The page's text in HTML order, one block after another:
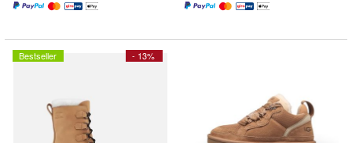
- 13%
Bestseller